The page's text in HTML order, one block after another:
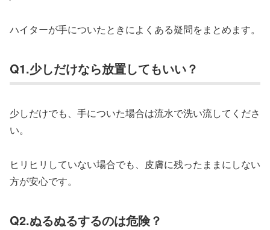
ハイターが手についたときによくある疑問をまとめます。
Q1.少しだけなら放置してもいい？
少しだけでも、手についた場合は流水で洗い流してくださ
い。
ヒリヒリしていない場合でも、皮膚に残ったままにしない
方が安心です。
Q2.ぬるぬるするのは危険？